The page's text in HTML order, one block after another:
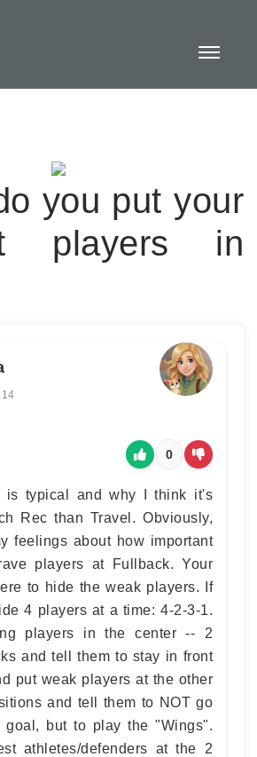
you put your
players in
0
is typical and why I think it's
Rec than Travel. Obviously,
feelings about how important
players at Fullback. Your
to hide the weak players. If
4 players at a time: 4-2-3-1.
players in the center -- 2
and tell them to stay in front
put weak players at the other
and tell them to NOT go
but to play the "Wings".
athletes/defenders at the 2